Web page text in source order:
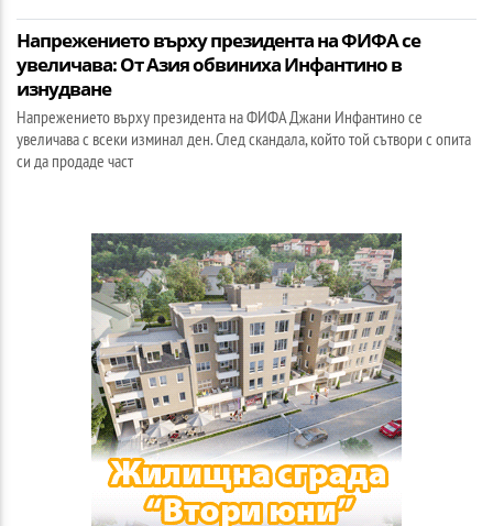
Напрежението върху президента на ФИФА се
увеличава: От Азия обвиниха Инфантино в
изнудване
Напрежението върху президента на ФИФА Джани Инфантино се
увеличава с всеки изминал ден. След скандала, който той сътвори с опита
си да продаде част